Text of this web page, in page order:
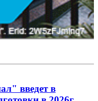
введет в